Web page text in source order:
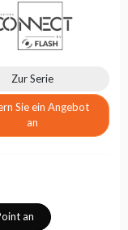
Zur Serie
Sie ein Angebot
an
an